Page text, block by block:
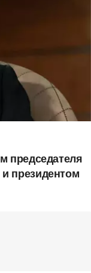
председателя
президентом